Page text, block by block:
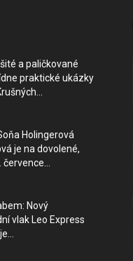
a paličkované
praktické ukázky
Holingerová
je na dovolené,
července...
Nový
vlak Leo Express